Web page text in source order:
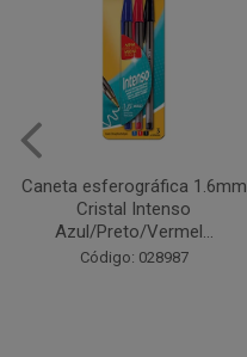
COLA EM BASTÃO 40G - LEO
& LEO
Código: 028164